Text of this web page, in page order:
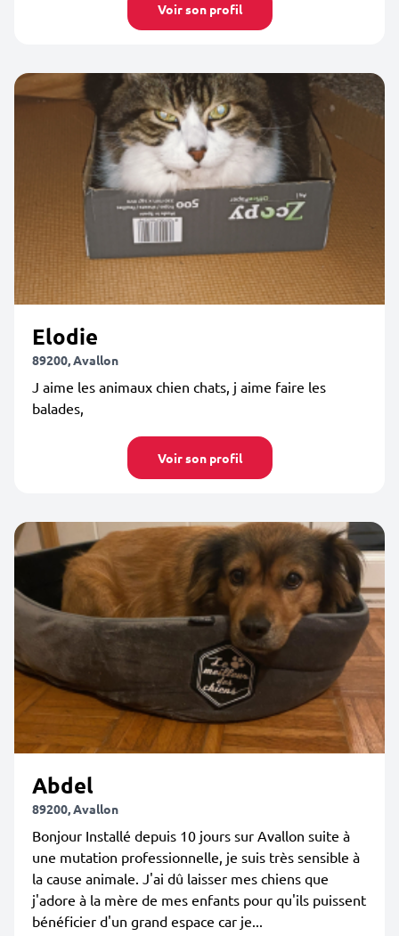
Voir son profil
Elodie
89200, Avallon
J aime les animaux chien chats, j aime faire les
balades,
Voir son profil
Abdel
89200, Avallon
Bonjour Installé depuis 10 jours sur Avallon suite à
une mutation professionnelle, je suis très sensible à
la cause animale. J'ai dû laisser mes chiens que
j'adore à la mère de mes enfants pour qu'ils puissent
bénéficier d'un grand espace car je...